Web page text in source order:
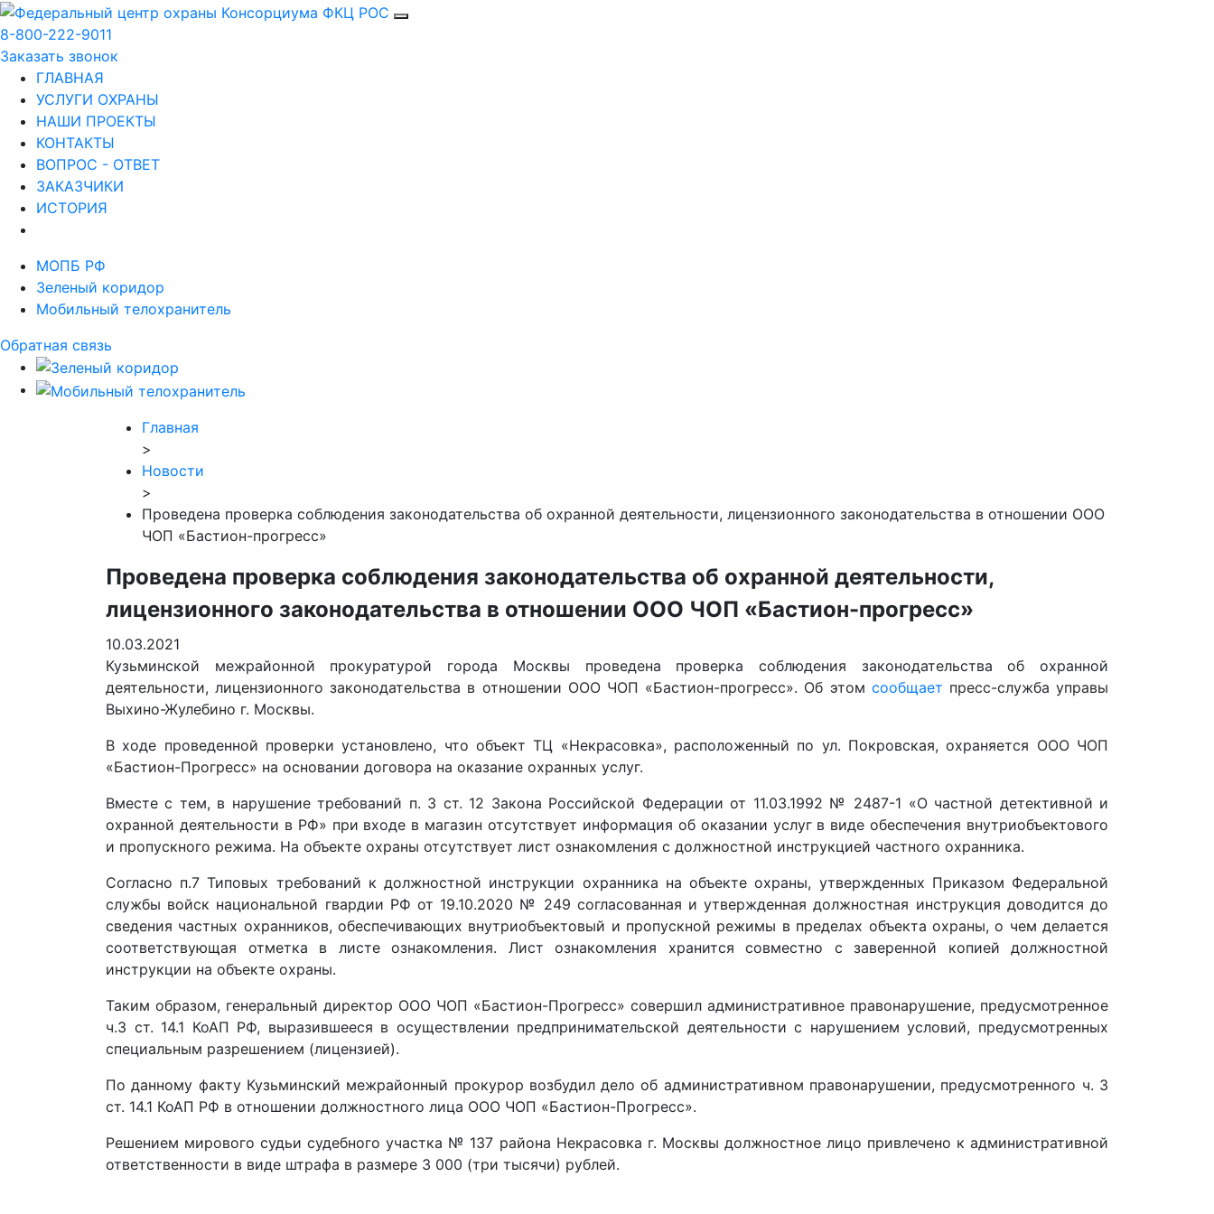
8-800-222-9011
Заказать звонок
ГЛАВНАЯ
УСЛУГИ ОХРАНЫ
НАШИ ПРОЕКТЫ
КОНТАКТЫ
ВОПРОС - ОТВЕТ
ЗАКАЗЧИКИ
ИСТОРИЯ
МОПБ РФ
Зеленый коридор
Мобильный телохранитель
Обратная связь
Главная
>
Новости
>
Проведена проверка соблюдения законодательства об охранной деятельности, лицензионного законодательства в отношении ООО
ЧОП «Бастион-прогресс»
Проведена проверка соблюдения законодательства об охранной деятельности,
лицензионного законодательства в отношении ООО ЧОП «Бастион-прогресс»
10.03.2021
Кузьминской межрайонной прокуратурой города Москвы проведена проверка соблюдения законодательства об охранной
деятельности, лицензионного законодательства в отношении ООО ЧОП «Бастион-прогресс». Об этом сообщает пресс-служба управы
Выхино-Жулебино г. Москвы.
В ходе проведенной проверки установлено, что объект ТЦ «Некрасовка», расположенный по ул. Покровская, охраняется ООО ЧОП
«Бастион-Прогресс» на основании договора на оказание охранных услуг.
Вместе с тем, в нарушение требований п. 3 ст. 12 Закона Российской Федерации от 11.03.1992 № 2487-1 «О частной детективной и
охранной деятельности в РФ» при входе в магазин отсутствует информация об оказании услуг в виде обеспечения внутриобъектового
и пропускного режима. На объекте охраны отсутствует лист ознакомления с должностной инструкцией частного охранника.
Согласно п.7 Типовых требований к должностной инструкции охранника на объекте охраны, утвержденных Приказом Федеральной
службы войск национальной гвардии РФ от 19.10.2020 № 249 согласованная и утвержденная должностная инструкция доводится до
сведения частных охранников, обеспечивающих внутриобъектовый и пропускной режимы в пределах объекта охраны, о чем делается
соответствующая отметка в листе ознакомления. Лист ознакомления хранится совместно с заверенной копией должностной
инструкции на объекте охраны.
Таким образом, генеральный директор ООО ЧОП «Бастион-Прогресс» совершил административное правонарушение, предусмотренное
ч.3 ст. 14.1 КоАП РФ, выразившееся в осуществлении предпринимательской деятельности с нарушением условий, предусмотренных
специальным разрешением (лицензией).
По данному факту Кузьминский межрайонный прокурор возбудил дело об административном правонарушении, предусмотренного ч. 3
ст. 14.1 КоАП РФ в отношении должностного лица ООО ЧОП «Бастион-Прогресс».
Решением мирового судьи судебного участка № 137 района Некрасовка г. Москвы должностное лицо привлечено к административной
ответственности в виде штрафа в размере 3 000 (три тысячи) рублей.